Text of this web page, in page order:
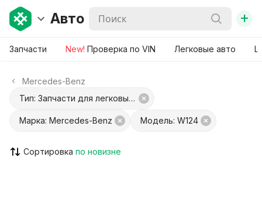
Авто +
Запчасти New! Проверка по VIN Легковые авто
Mercedes-Benz
Тип: Запчасти для легковых авто
Марка: Mercedes-Benz Модель: W124
Сортировка